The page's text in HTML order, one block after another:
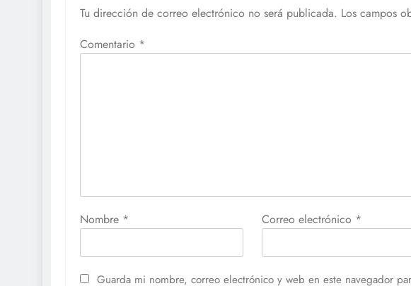
Tu dirección de correo electrónico no será publicada. Los campos
Comentario *
Nombre * Correo electrónico *
Guarda mi nombre, correo electrónico y web en este navegador